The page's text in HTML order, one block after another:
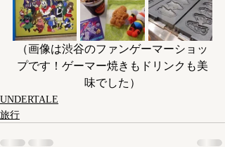
（画像は渋谷のファンゲーマーショッ
プです！ゲーマー焼きもドリンクも美
味でした）
UNDERTALE
旅行